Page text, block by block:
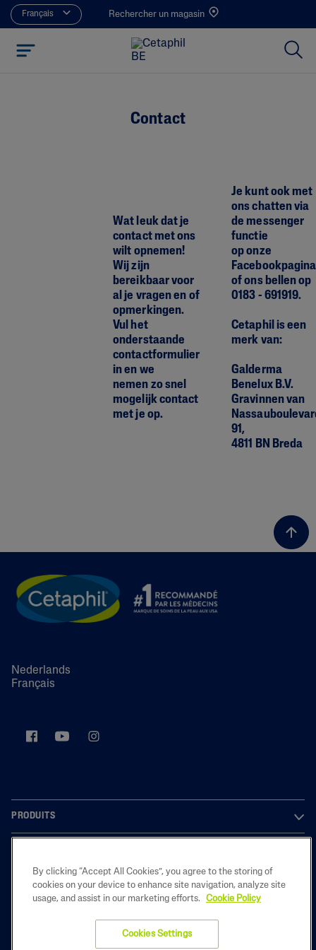
Français Rechercher un magasin
Contact
Wat leuk dat je
contact met ons
wilt opnemen!
Wij zijn
bereikbaar voor
al je vragen en of
opmerkingen.
Vul het
onderstaande
contactformulier
in en we
nemen zo snel
mogelijk contact
met je op.
Je kunt ook met
ons chatten via
de messenger
functie
op onze
Facebookpagina
of ons bellen op
0183 - 691919.
Cetaphil is een
merk van:
Galderma
Benelux B.V.
Gravinnen van
91,
4811 BN Breda
Nederlands
Français
PRODUITS
LEGAL
By clicking “Accept All Cookies”, you agree to the storing of
cookies on your device to enhance site navigation, analyze site
usage, and assist in our marketing efforts.
Cookie Policy
Cookies Settings